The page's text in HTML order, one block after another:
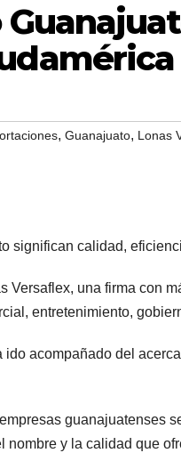
, Guanajuato, Lonas
significan calidad,
Versaflex, una firma con
entretenimiento,
acompañado del
guanajuatenses
nombre y la calidad que